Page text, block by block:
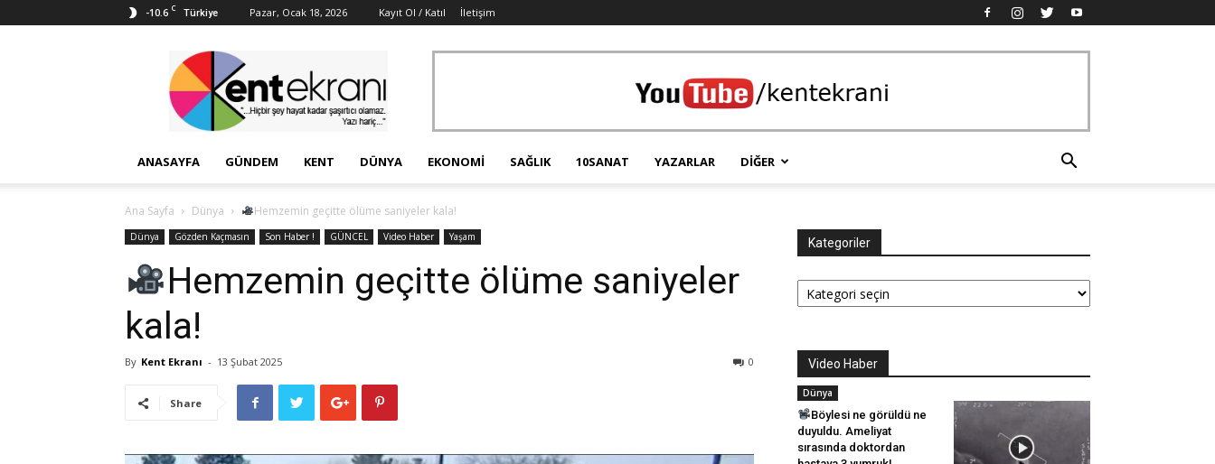
-10.6 C Türkiye Pazar, Ocak 18, 2026 Kayıt Ol / Katıl İletişim
Ekranı
ANASAYFA GÜNDEM KENT DÜNYA EKONOMI SAĞLIK 10SANAT YAZARLAR DIĞER
Ana Sayfa Dünya Hemzemin geçitte ölüme saniyeler kala!
Dünya Gözden Kaçmasın Son Haber ! GÜNCEL Video Haber Yaşam
Hemzemin geçitte ölüme saniyeler
kala!
By Kent Ekranı - 13 Şubat 2025 0
Share
Kategoriler
Kategoriler
Video Haber
Dünya
Böylesi ne görüldü ne
duyuldu. Ameliyat
sırasında doktordan